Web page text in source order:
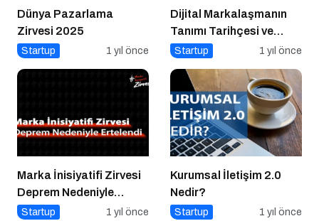
Dünya Pazarlama
Zirvesi 2025
Startup 1 yıl önce
Dijital Markalaşmanın
Tanımı Tarihçesi ve
Önemi
Startup 1 yıl önce
Marka İnisiyatifi Zirvesi
Deprem Nedeniyle
Ertelendi
Startup 1 yıl önce
Kurumsal İletişim 2.0
Nedir?
Startup 1 yıl önce